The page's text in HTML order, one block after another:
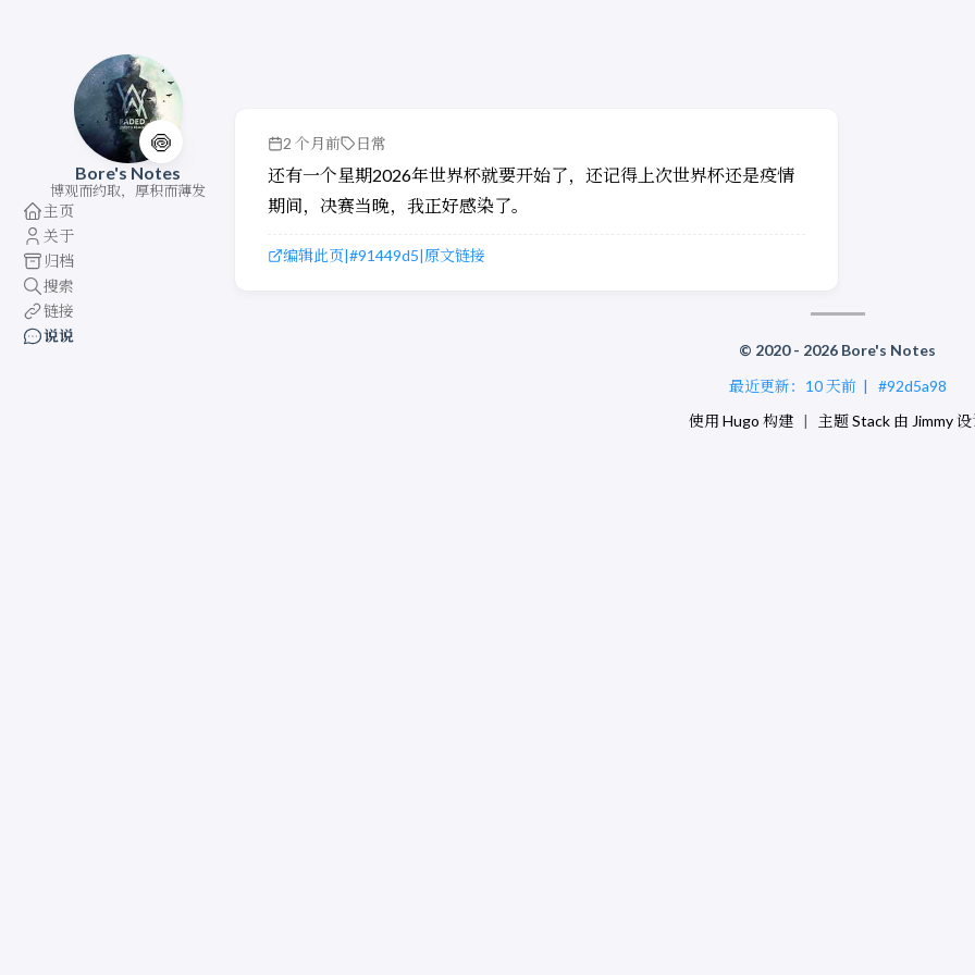
🍥
Bore's Notes
博观而约取，厚积而薄发
主页
关于
归档
搜索
链接
说说
2 个月前 日常
还有一个星期2026年世界杯就要开始了，还记得上次世界杯还是疫情
期间，决赛当晚，我正好感染了。
编辑此页|#91449d5|原文链接
© 2020 - 2026 Bore's Notes
最近更新： 10 天前 |
#92d5a98
使用 Hugo 构建 | 主题Stack由 Jimmy设